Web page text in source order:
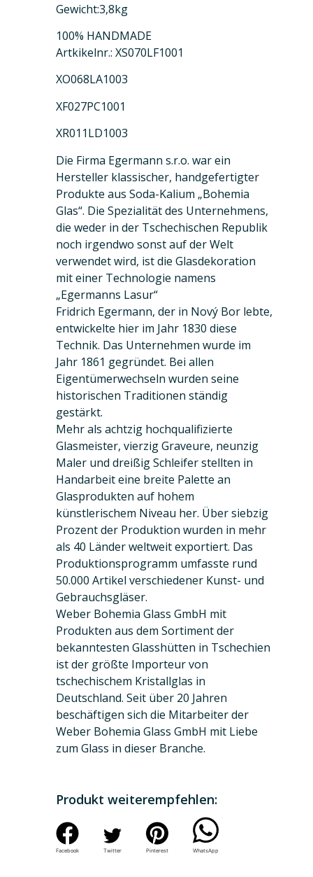
Gewicht:3,8kg
100% HANDMADE
Artkikelnr.: XS070LF1001
XO068LA1003
XF027PC1001
XR011LD1003
Die Firma Egermann s.r.o. war ein
Hersteller klassischer, handgefertigter
Produkte aus Soda-Kalium „Bohemia
Glas“. Die Spezialität des Unternehmens,
die weder in der Tschechischen Republik
noch irgendwo sonst auf der Welt
verwendet wird, ist die Glasdekoration
mit einer Technologie namens
„Egermanns Lasur“
Fridrich Egermann, der in Nový Bor lebte,
entwickelte hier im Jahr 1830 diese
Technik. Das Unternehmen wurde im
Jahr 1861 gegründet. Bei allen
Eigentümerwechseln wurden seine
historischen Traditionen ständig
gestärkt.
Mehr als achtzig hochqualifizierte
Glasmeister, vierzig Graveure, neunzig
Maler und dreißig Schleifer stellten in
Handarbeit eine breite Palette an
Glasprodukten auf hohem
künstlerischem Niveau her. Über siebzig
Prozent der Produktion wurden in mehr
als 40 Länder weltweit exportiert. Das
Produktionsprogramm umfasste rund
50.000 Artikel verschiedener Kunst- und
Gebrauchsgläser.
Weber Bohemia Glass GmbH mit
Produkten aus dem Sortiment der
bekanntesten Glasshütten in Tschechien
ist der größte Importeur von
tschechischem Kristallglas in
Deutschland. Seit über 20 Jahren
beschäftigen sich die Mitarbeiter der
Weber Bohemia Glass GmbH mit Liebe
zum Glass in dieser Branche.
Produkt weiterempfehlen:
Facebook Twitter Pinterest WhatsApp